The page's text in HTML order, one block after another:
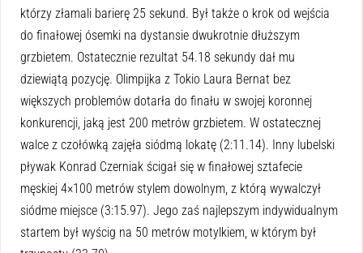
którzy złamali barierę 25 sekund. Był także o krok od wejścia
do finałowej ósemki na dystansie dwukrotnie dłuższym
grzbietem. Ostatecznie rezultat 54.18 sekundy dał mu
dziewiątą pozycję. Olimpijka z Tokio Laura Bernat bez
większych problemów dotarła do finału w swojej koronnej
konkurencji, jaką jest 200 metrów grzbietem. W ostatecznej
walce z czołówką zajęła siódmą lokatę (2:11.14). Inny lubelski
pływak Konrad Czerniak ścigał się w finałowej sztafecie
męskiej 4×100 metrów stylem dowolnym, z którą wywalczył
siódme miejsce (3:15.97). Jego zaś najlepszym indywidualnym
startem był wyścig na 50 metrów motylkiem, w którym był